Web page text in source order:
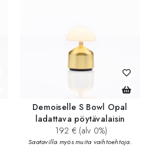
Demoiselle S Bowl Opal
ladattava pöytävalaisin
192 € (alv 0%)
Saatavilla myös muita vaihtoehtoja.